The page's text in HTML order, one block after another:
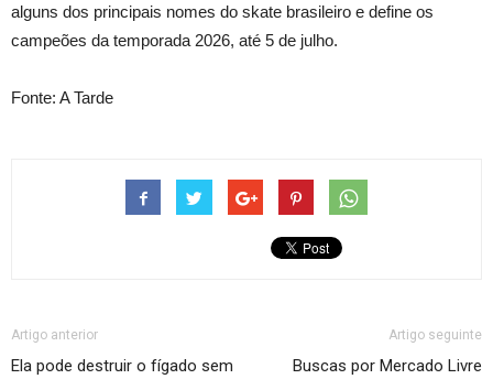
alguns dos principais nomes do skate brasileiro e define os
campeões da temporada 2026, até 5 de julho.
Fonte: A Tarde
Artigo anterior
Ela pode destruir o fígado sem
Artigo seguinte
Buscas por Mercado Livre